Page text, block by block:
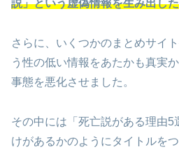
説」という虚偽情報を生み出した
さらに、いくつかのまとめサイ
う性の低い情報をあたかも真実
事態を悪化させました。
その中には「死亡説がある理由
けがあるかのようにタイトルを